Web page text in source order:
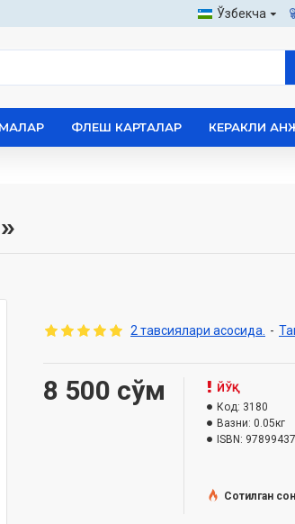
Ўзбекча
ФЛЕШ КАРТАЛАР КЕРАКЛИ
2 тавсиялари асосида. -
8 500 сўм
ЙЎҚ
Код: 3180
Вазни: 0.05кг
ISBN:
Сотилган